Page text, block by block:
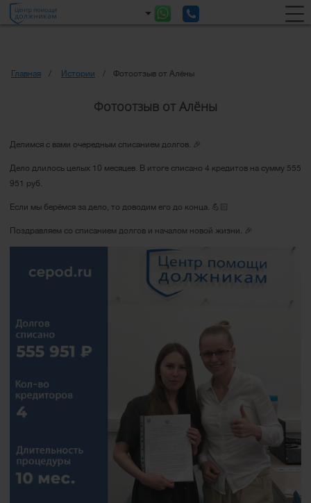
Главная Истории Фотоотзыв от Алёны
Фотоотзыв от Алёны
Делимся с вами очередным списанием долгов. 🎉
Дело длилось целых 10 месяцев. В итоге списано 4 кредитов на сумму 555
951 руб.
Если мы берёмся за дело, то доводим его до конца. 💪🏻
Поздравляем со списанием долгов и началом новой жизни. 🎉